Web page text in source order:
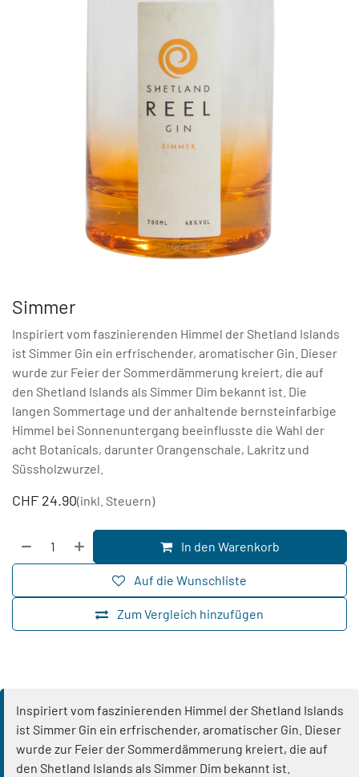
Simmer
Inspiriert vom faszinierenden Himmel der Shetland Islands
ist Simmer Gin ein erfrischender, aromatischer Gin. Dieser
wurde zur Feier der Sommerdämmerung kreiert, die auf
den Shetland Islands als Simmer Dim bekannt ist. Die
langen Sommertage und der anhaltende bernsteinfarbige
Himmel bei Sonnenuntergang beeinflusste die Wahl der
acht Botanicals, darunter Orangenschale, Lakritz und
Süssholzwurzel.
CHF 24.90(inkl. Steuern)
In den Warenkorb
Zum Vergleich hinzufügen
Auf die Wunschliste
Inspiriert vom faszinierenden Himmel der Shetland Islands
ist Simmer Gin ein erfrischender, aromatischer Gin. Dieser
wurde zur Feier der Sommerdämmerung kreiert, die auf
den Shetland Islands als Simmer Dim bekannt ist.